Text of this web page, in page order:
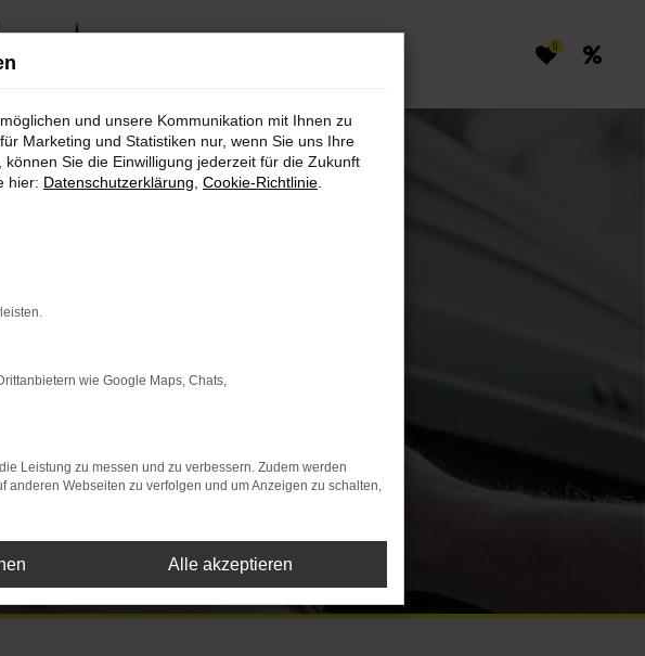
0
und unsere Kommunikation mit Ihnen zu
Marketing und Statistiken nur, wenn Sie uns Ihre
Sie die Einwilligung jederzeit für die Zukunft
hier: Datenschutzerklärung Cookie-Richtlinie
wie Google Maps, Chats,
Leistung zu messen und zu verbessern. Zudem werden
Webseiten zu verfolgen und um Anzeigen zu schalten,
Alle akzeptieren